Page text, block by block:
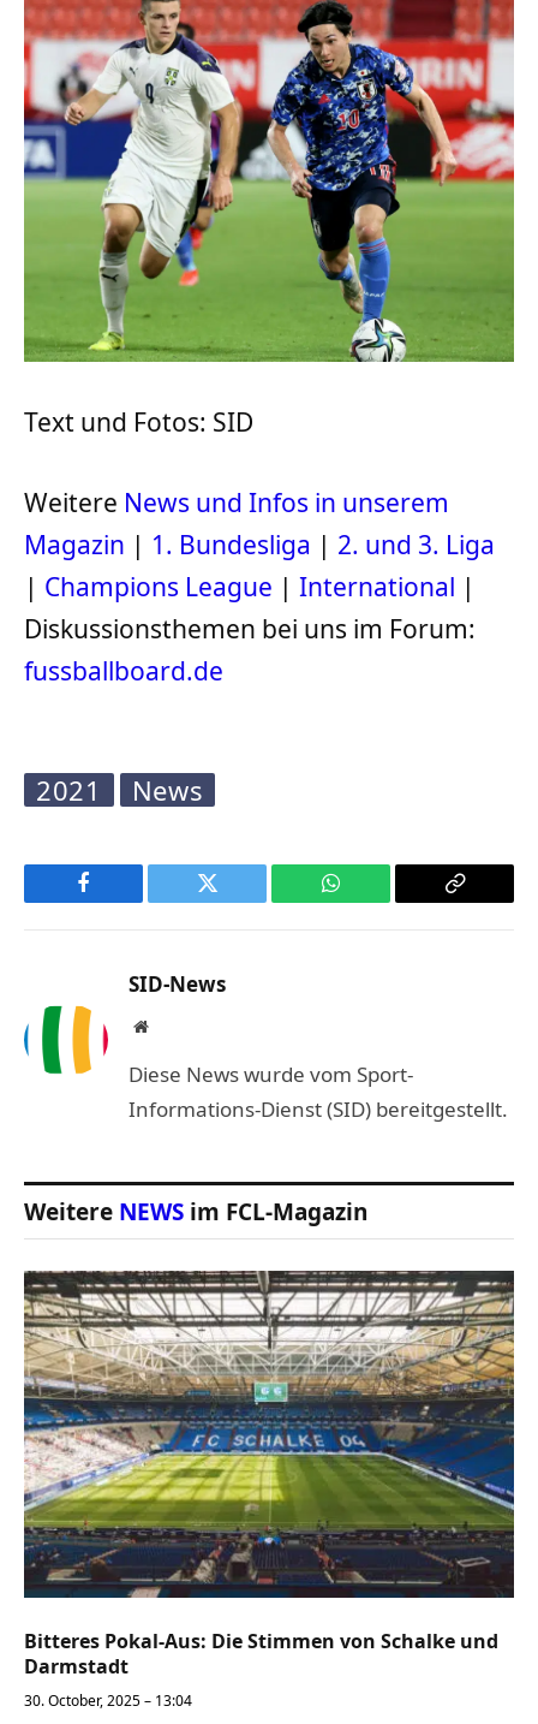
Text und Fotos: SID
Weitere News und Infos in unserem
Magazin | 1. Bundesliga | 2. und 3. Liga
| Champions League | International |
Diskussionsthemen bei uns im Forum:
fussballboard.de
2021 News
Facebook Twitter WhatsApp
Copy
SID-News
Website
Diese News wurde vom Sport-
Informations-Dienst (SID) bereitgestellt.
Weitere NEWS im FCL-Magazin
Bitteres Pokal-Aus: Die Stimmen von Schalke und
Darmstadt
30. October, 2025 – 13:04